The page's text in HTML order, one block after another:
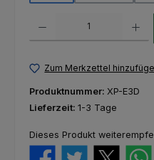
Zum Merkzettel
Produktnummer: XP-E3D
Lieferzeit: 1-3 Tage
Dieses Produkt